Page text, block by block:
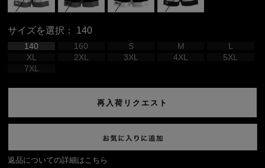
サイズを選択： 140
140 160 S M
L
XL
2XL 3XL 4XL
5XL
7XL
再入荷リクエスト
返品についての詳細はこちら